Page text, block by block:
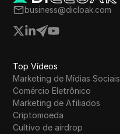
business@dicloak.com
Top Vídeos
Marketing de Mídias Sociais
Comércio Eletrônico
Marketing de Afiliados
Criptomoeda
Cultivo de airdrop